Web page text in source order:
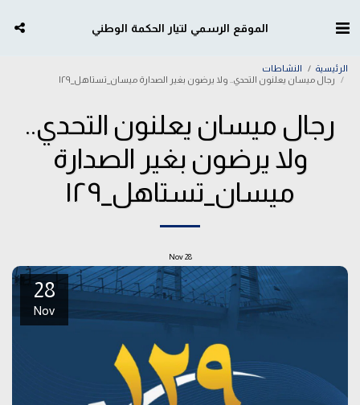
الموقع الرسمي لتيار الحكمة الوطني
الرئيسية
النشاطات
رجال ميسان يعلنون التحدي.. ولا يرضون بغير الصدارة ميسان_تستاهل_١٢٩
رجال ميسان يعلنون التحدي..
ولا يرضون بغير الصدارة
ميسان_تستاهل_١٢٩
28
Nov
28
Nov